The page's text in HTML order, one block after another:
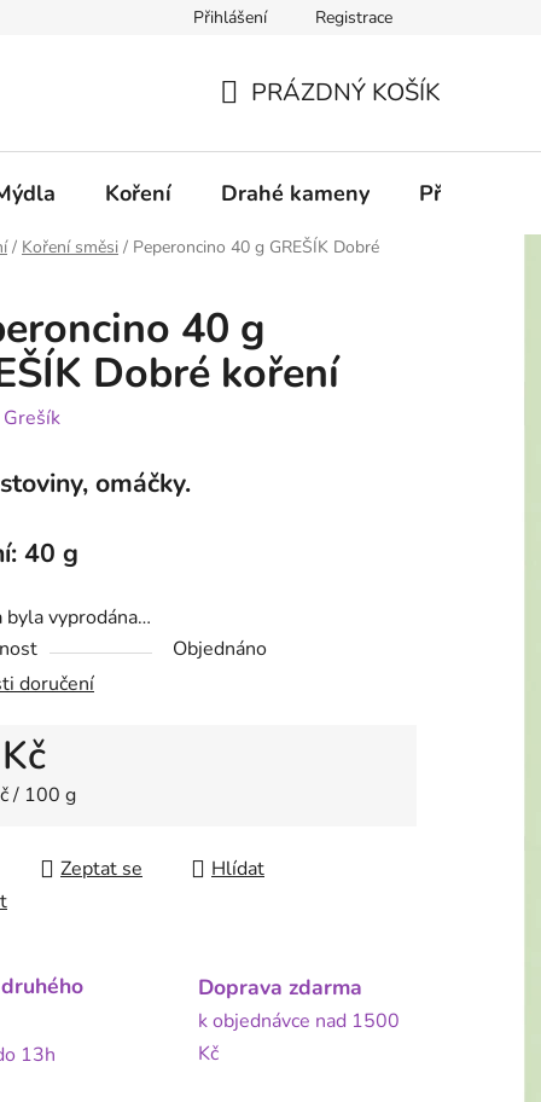
Přihlášení Registrace
KOŠÍK
PRÁZDNÝ KOŠÍK
Koření Drahé kameny
/ Koření směsi / Peperoncino 40 g GREŠÍK Dobré
40 g
Dobré koření
Grešík
omáčky.
40 g
byla vyprodána…
Objednáno
doručení
/ 100 g
Zeptat se
Hlídat
13h
Doprava zdarma
k objednávce nad 1500
Kč